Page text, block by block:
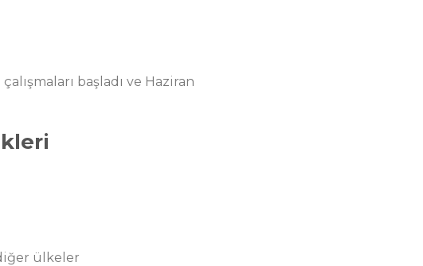
başladı ve Haziran
ülkeler